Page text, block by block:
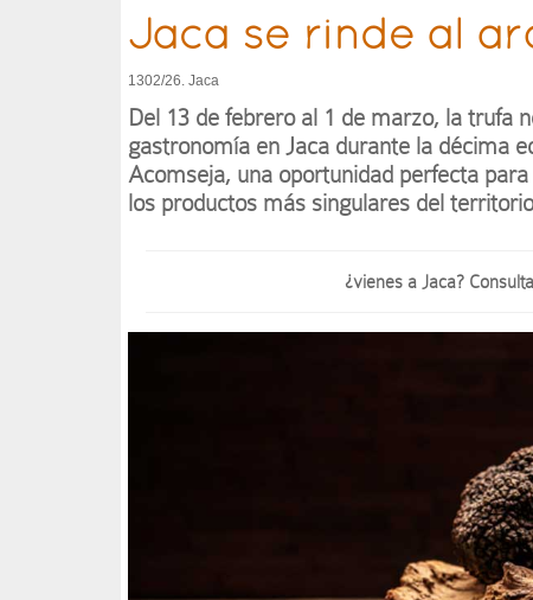
Jaca se rinde al
1302/26. Jaca
Del 13 de febrero al 1 de marzo, la trufa
gastronomía en Jaca durante la décima
Acomseja, una oportunidad perfecta
los productos más singulares del
¿vienes a Jaca?